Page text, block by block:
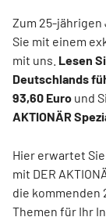
Zum 25-jährigen
Sie mit einem
mit uns. Lesen
Deutschlands
93,60 Euro und
AKTIONÄR
Hier erwartet
mit DER
die kommenden
Themen für Ihr